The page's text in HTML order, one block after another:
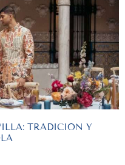
TRADICIÓN Y